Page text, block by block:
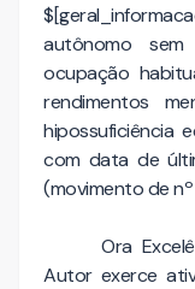
autônomo
ocupação
rendimentos
hipossuficiência
com data de
(movimento de nº
Ora
Autor exerce